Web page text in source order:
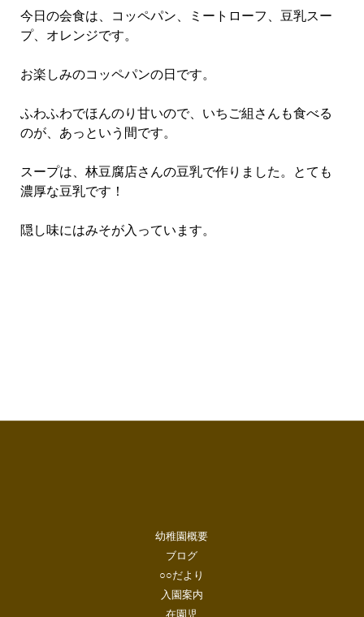
今日の会食は、コッペパン、ミートローフ、豆乳スー
プ、オレンジです。
お楽しみのコッペパンの日です。
ふわふわでほんのり甘いので、いちご組さんも食べる
のが、あっという間です。
スープは、林豆腐店さんの豆乳で作りました。とても
濃厚な豆乳です！
隠し味にはみそが入っています。
幼稚園概要
ブログ
○○だより
入園案内
在園児